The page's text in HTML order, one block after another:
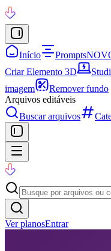
Início Prompts
Criar Elemento 3D
imagem
Remover fundo
Arquivos editáveis
Buscar arquivos
Ver planosEntrar